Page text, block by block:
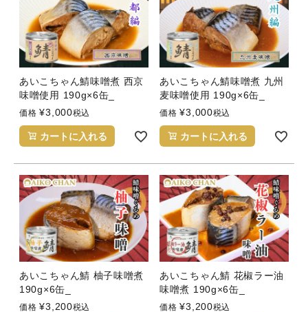
あいこちゃん鯖味噌煮 西京
味噌使用 190g×6缶_
価格 ¥3,000税込
カートに入れる
あいこちゃん鯖味噌煮 九州
麦味噌使用 190g×6缶_
価格 ¥3,000税込
カートに入れる
あいこちゃん鯖 柚子味噌煮
190g×6缶_
価格 ¥3,200税込
あいこちゃん鯖 花椒ラー油
味噌煮 190g×6缶_
価格 ¥3,200税込